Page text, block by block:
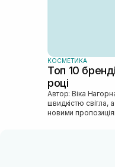
КОСМЕТИКА
Топ 10
році
Автор: Віка Нагорна У сучасному світі, де тренди змінюються
швидкістю світла,
новими